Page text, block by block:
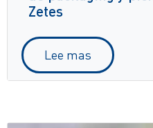
Zetes
Lee mas